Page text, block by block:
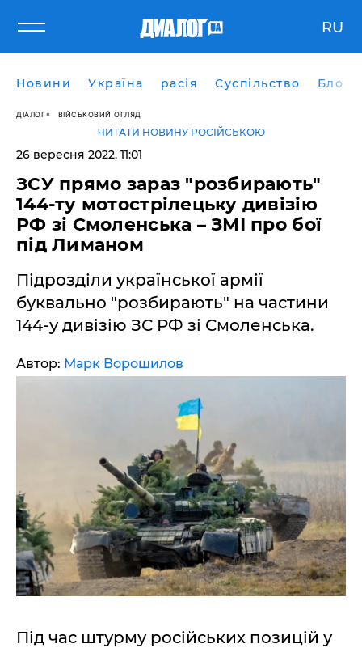
RU
Новини Україна расія Суспільство Блоги
ДІАЛОГ ВІЙСЬКОВИЙ ОГЛЯД
ЧИТАТИ НОВИНУ РОСІЙСЬКОЮ
26 вересня 2022, 11:01
ЗСУ прямо зараз "розбирають"
144-ту мотострілецьку дивізію
РФ зі Смоленська – ЗМІ про бої
під Лиманом
Підрозділи української армії
буквально "розбирають" на частини
144-у дивізію ЗС РФ зі Смоленська.
Автор: Марк Ворошилов
Під час штурму російських позицій у